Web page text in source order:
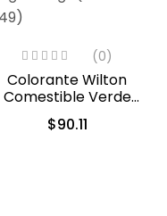
(0)
Colorante Wilton
Comestible Verde
Musgo 28.3gr (04-0-
0049)
$90.11